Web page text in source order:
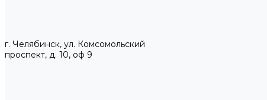
г. Челябинск, ул. Комсомольский
проспект, д. 10, оф 9